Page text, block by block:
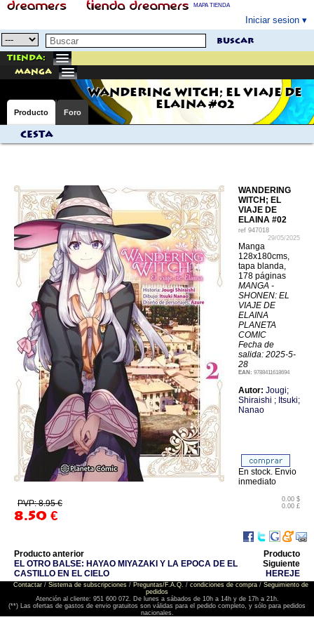
MAPA TIENDA
Iniciar sesion
buscar
Tienda:
manga
WANDERING WITCH; EL VIAJE DE
ELAINA #02
Producto Foro
Cesta
WANDERING
WITCH; EL
VIAJE DE
ELAINA #02
ref 947018
29/05/2025
Manga
128x180cms,
tapa blanda,
178 páginas
MANGA -
SHONEN: EL
VIAJE DE
ELAINA
PLANETA
COMIC
Fecha de
salida: 2025-5-
28
EAN: 9788411618694
Autor: Jougi;
Shiraishi ; Itsuki;
Nanao
PVP: 8.95 €
8.50 €
0.00 $
0.00 £
En stock. Envio
inmediato
Producto anterior
EL OTRO BALSE: HAYAO MIYAZAKI Y LA EPOCA DE EL
CASTILLO EN EL CIELO
Producto
Siguiente
HEREJE
Contactar/ Sistema de subscripciones/ Preguntas/F.A.Q. / condiciones de compra/ Seguimiento de
pedidos
Atención al cliente: 951 600 072. De lunes a sábados de 10h a 14h y de 17h a 21h.
(**) Las ofertas de gastos de envio gratuitos son válidas para el pedido completo, y sólo para pedidos
nacionales.